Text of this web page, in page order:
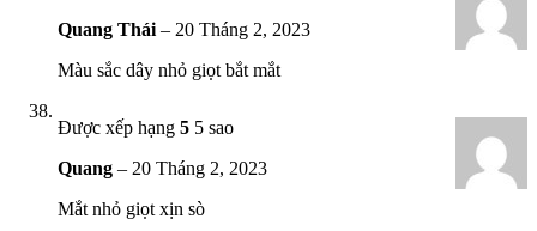
Quang Thái – 20 Tháng 2, 2023
Màu sắc dây nhỏ giọt bắt mắt
Được xếp hạng 5 5 sao
Quang – 20 Tháng 2, 2023
Mắt nhỏ giọt xịn sò